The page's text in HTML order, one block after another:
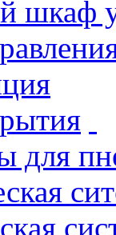
шкаф
для